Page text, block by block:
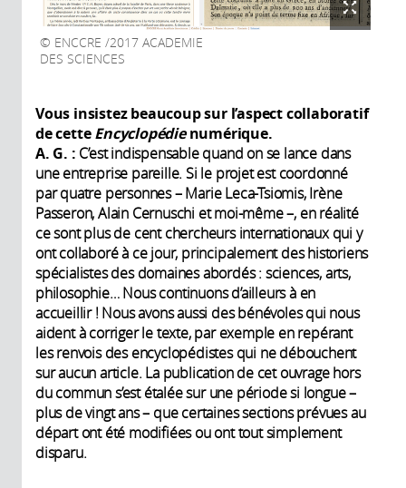
ENCCRE /2017 ACADEMIE
DES SCIENCES
Vous insistez beaucoup sur l’aspect collaboratif
de cetteEncyclopédienumérique.
A. G. : C’est indispensable quand on se lance dans
une entreprise pareille. Si le projet est coordonné
par quatre personnes – Marie Leca-Tsiomis, Irène
Passeron, Alain Cernuschi et moi-même –, en réalité
ce sont plus de cent chercheurs internationaux qui y
ont collaboré à ce jour, principalement des historiens
spécialistes des domaines abordés : sciences, arts,
philosophie… Nous continuons d’ailleurs à en
accueillir ! Nous avons aussi des bénévoles qui nous
aident à corriger le texte, par exemple en repérant
les renvois des encyclopédistes qui ne débouchent
sur aucun article. La publication de cet ouvrage hors
du commun s’est étalée sur une période si longue –
plus de vingt ans – que certaines sections prévues au
départ ont été modifiées ou ont tout simplement
disparu.